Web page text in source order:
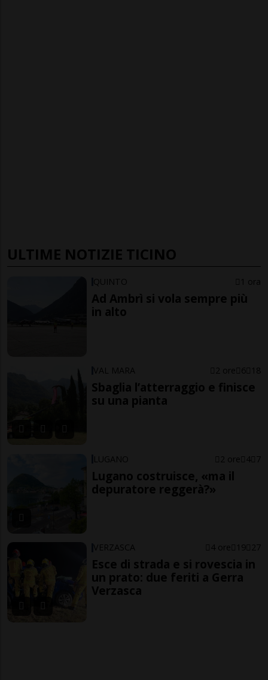
ULTIME NOTIZIE TICINO
QUINTO 1 ora
Ad Ambrì si vola sempre più
in alto
VAL MARA 2 ore 6 18
Sbaglia l’atterraggio e finisce
su una pianta
LUGANO 2 ore 4 7
Lugano costruisce, «ma il
depuratore reggerà?»
VERZASCA 4 ore 19 27
Esce di strada e si rovescia in
un prato: due feriti a Gerra
Verzasca